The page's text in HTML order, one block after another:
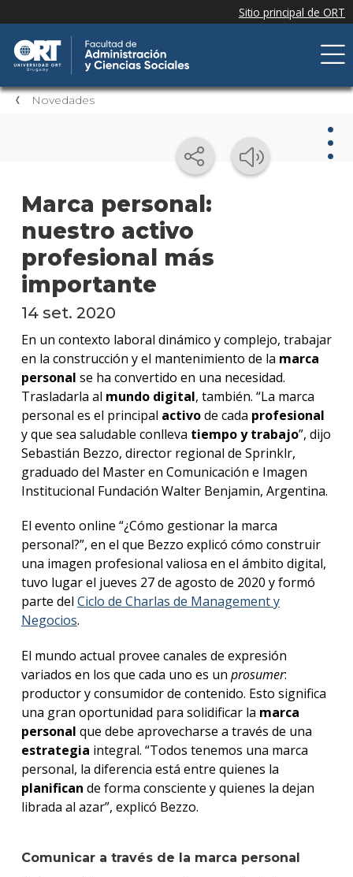
Novedades
Marca personal:
nuestro activo
profesional más
importante
La
14 set. 2020
En un contexto laboral dinámico y complejo, trabajar
en la construcción y el mantenimiento de la marca
personal se ha convertido en una necesidad.
Trasladarla al mundo digital, también. “La marca
personal es el principal activode cada profesional
y que sea saludable conlleva tiempo y trabajo”, dijo
Sebastián Bezzo, director regional de Sprinklr,
graduado del Master en Comunicación e Imagen
Institucional Fundación Walter Benjamin, Argentina.
El evento online “¿Cómo gestionar la marca
personal?”, en el que Bezzo explicó cómo construir
una imagen profesional valiosa en el ámbito digital,
tuvo lugar el jueves 27 de agosto de 2020 y formó
parte del Ciclo de Charlas de Management y
Negocios.
El mundo actual provee canales de expresión
variados en los que cada uno es un prosumer:
productor y consumidor de contenido. Esto significa
una gran oportunidad para solidificar la marca
personal que debe aprovecharse a través de una
estrategia integral. “Todos tenemos una marca
personal, la diferencia está entre quienes la
planifican de forma consciente y quienes la dejan
librada al azar”, explicó Bezzo.
Comunicar a través de la marca personal